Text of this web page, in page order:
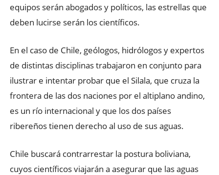
equipos serán abogados y políticos, las estrellas que
deben lucirse serán los científicos.
En el caso de Chile, geólogos, hidrólogos y expertos
de distintas disciplinas trabajaron en conjunto para
ilustrar e intentar probar que el Silala, que cruza la
frontera de las dos naciones por el altiplano andino,
es un río internacional y que los dos países
ribereños tienen derecho al uso de sus aguas.
Chile buscará contrarrestar la postura boliviana,
cuyos científicos viajarán a asegurar que las aguas